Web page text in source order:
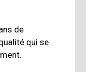
de
qui se